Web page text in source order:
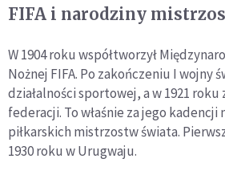
FIFA i narodziny
W 1904 roku współtworzył
Nożnej FIFA. Po zakończeniu I wojny
działalności sportowej, a w 1921
federacji. To właśnie za jego kadencji
piłkarskich mistrzostw świata.
1930 roku w Urugwaju.